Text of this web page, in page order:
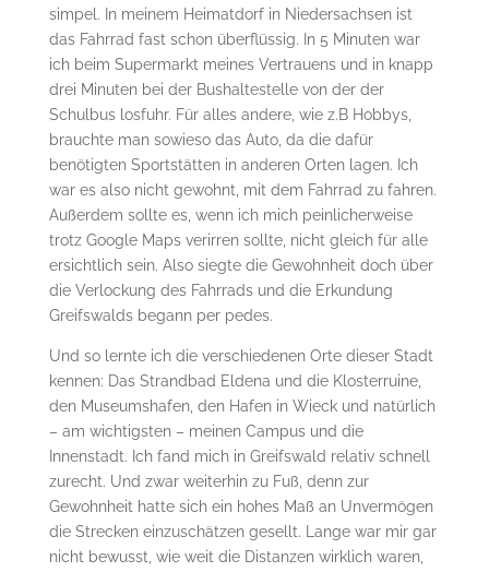
simpel. In meinem Heimatdorf in Niedersachsen ist
das Fahrrad fast schon überflüssig. In 5 Minuten war
ich beim Supermarkt meines Vertrauens und in knapp
drei Minuten bei der Bushaltestelle von der der
Schulbus losfuhr. Für alles andere, wie z.B Hobbys,
brauchte man sowieso das Auto, da die dafür
benötigten Sportstätten in anderen Orten lagen. Ich
war es also nicht gewohnt, mit dem Fahrrad zu fahren.
Außerdem sollte es, wenn ich mich peinlicherweise
trotz Google Maps verirren sollte, nicht gleich für alle
ersichtlich sein. Also siegte die Gewohnheit doch über
die Verlockung des Fahrrads und die Erkundung
Greifswalds begann per pedes.
Und so lernte ich die verschiedenen Orte dieser Stadt
kennen: Das Strandbad Eldena und die Klosterruine,
den Museumshafen, den Hafen in Wieck und natürlich
– am wichtigsten – meinen Campus und die
Innenstadt. Ich fand mich in Greifswald relativ schnell
zurecht. Und zwar weiterhin zu Fuß, denn zur
Gewohnheit hatte sich ein hohes Maß an Unvermögen
die Strecken einzuschätzen gesellt. Lange war mir gar
nicht bewusst, wie weit die Distanzen wirklich waren,